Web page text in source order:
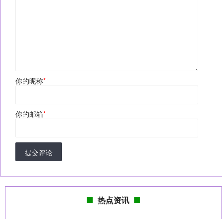
你的昵称*
你的邮箱*
提交评论
热点资讯